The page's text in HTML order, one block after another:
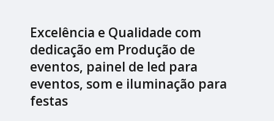
Excelência e Qualidade com
dedicação em Produção de
eventos, painel de led para
eventos, som e iluminação para
festas